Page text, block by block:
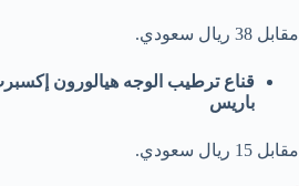
مقابل 38 ريال سعودي.
قناع ترطيب الوجه هيالورون
باريس
مقابل 15 ريال سعودي.